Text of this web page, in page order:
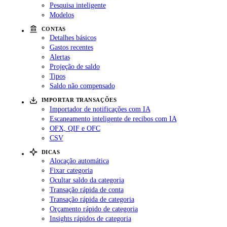
Pesquisa inteligente
Modelos
CONTAS
Detalhes básicos
Gastos recentes
Alertas
Projeção de saldo
Tipos
Saldo não compensado
IMPORTAR TRANSAÇÕES
Importador de notificações com IA
Escaneamento inteligente de recibos com IA
OFX, QIF e OFC
CSV
DICAS
Alocação automática
Fixar categoria
Ocultar saldo da categoria
Transação rápida de conta
Transação rápida de categoria
Orçamento rápido de categoria
Insights rápidos de categoria